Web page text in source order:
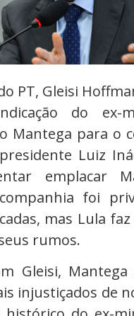
PT, Gleisi
do ex-
Mantega para o
Luiz
emplacar
foi
mas Lula
rumos.
Gleisi,
injustiçados de